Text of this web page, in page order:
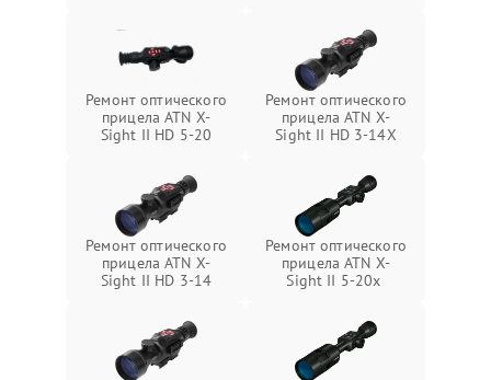
Ремонт оптического
прицела ATN X-
Sight II HD 5-20
Ремонт оптического
прицела ATN X-
Sight II HD 3-14X
Ремонт оптического
прицела ATN X-
Sight II HD 3-14
Ремонт оптического
прицела ATN X-
Sight II 5-20x